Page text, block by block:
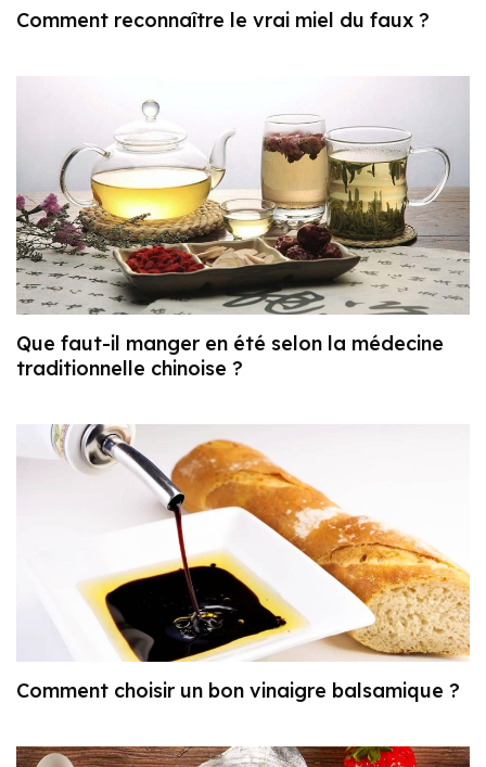
Comment reconnaître le vrai miel du faux ?
Que faut-il manger en été selon la médecine
traditionnelle chinoise ?
Comment choisir un bon vinaigre balsamique ?